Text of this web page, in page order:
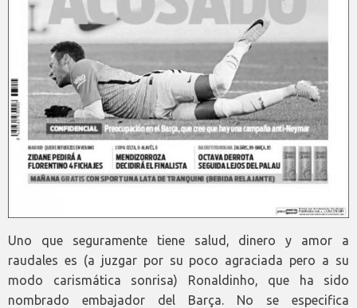
Uno que seguramente tiene salud, dinero y amor a
raudales es (a juzgar por su poco agraciada pero a su
modo carismática sonrisa) Ronaldinho, que ha sido
nombrado embajador del Barça. No se especifica